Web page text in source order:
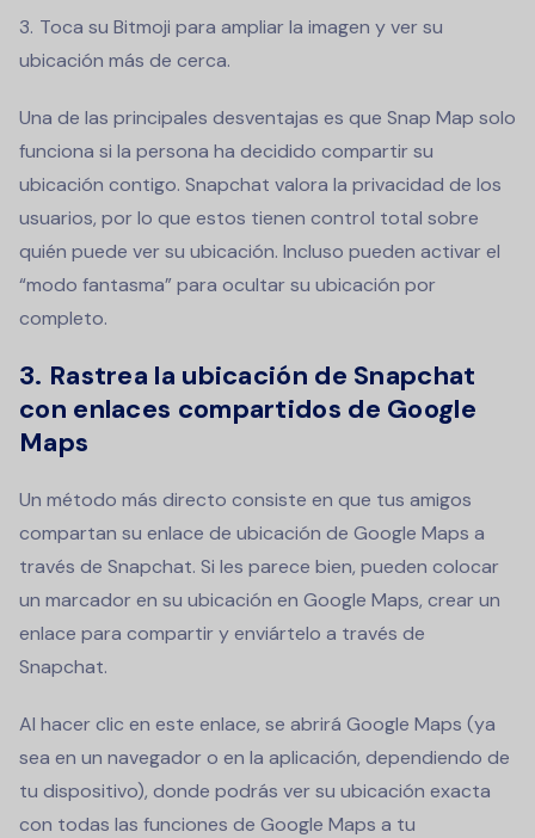
Toca su Bitmoji para ampliar la imagen y ver su
ubicación más de cerca.
Una de las principales desventajas es que Snap Map solo
funciona si la persona ha decidido compartir su
ubicación contigo. Snapchat valora la privacidad de los
usuarios, por lo que estos tienen control total sobre
quién puede ver su ubicación. Incluso pueden activar el
“modo fantasma” para ocultar su ubicación por
completo.
3. Rastrea la ubicación de Snapchat
con enlaces compartidos de Google
Maps
Un método más directo consiste en que tus amigos
compartan su enlace de ubicación de Google Maps a
través de Snapchat. Si les parece bien, pueden colocar
un marcador en su ubicación en Google Maps, crear un
enlace para compartir y enviártelo a través de
Snapchat.
Al hacer clic en este enlace, se abrirá Google Maps (ya
sea en un navegador o en la aplicación, dependiendo de
tu dispositivo), donde podrás ver su ubicación exacta
con todas las funciones de Google Maps a tu